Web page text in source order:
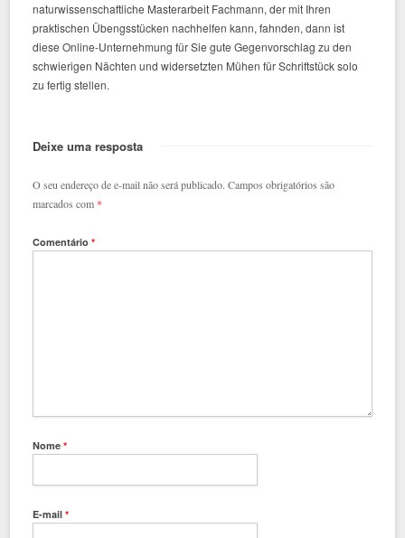
naturwissenschaftliche Masterarbeit Fachmann, der mit Ihren
praktischen Übengsstücken nachhelfen kann, fahnden, dann ist
diese Online-Unternehmung für Sie gute Gegenvorschlag zu den
schwierigen Nächten und widersetzten Mühen für Schriftstück solo
zu fertig stellen.
Deixe uma resposta
O seu endereço de e-mail não será publicado. Campos obrigatórios são
marcados com *
Comentário*
Nome*
E-mail*